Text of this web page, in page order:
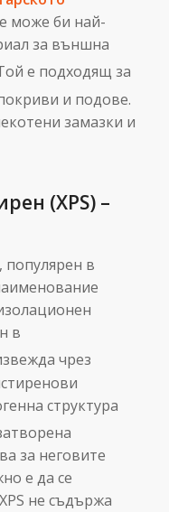
може би най-
за външна
е подходящ за
и подове.
замазки и
(XPS) –
популярен в
в
чрез
структура
за неговите
е да се
не съдържа